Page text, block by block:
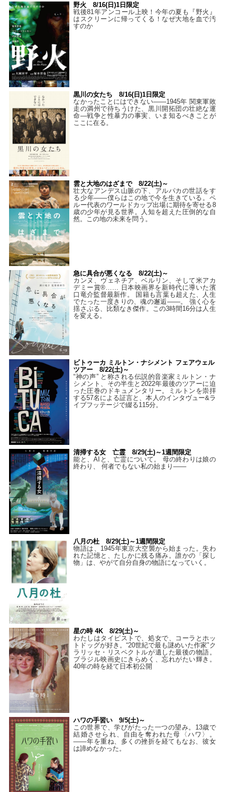
野火 8/16(日)1日限定
戦後81年アンコール上映！今年の夏も『野火』
はスクリーンに帰ってくる！なぜ大地を血で汚
すのか
黒川の女たち 8/16(日)1日限定
なかったことにはできない——1945年 関東軍敗
走の満州で待ちうけた、黒川開拓団の壮絶な運
命―戦争と性暴力の事実、いま知るべきことが
ここに在る。
雲と大地のはざまで 8/22(土)～
壮大なアンデス山脈の下、アルパカの世話をす
る少年――僕らはこの地で今を生きている。ペ
ルー代表のワールドカップ出場に期待を寄せる8
歳の少年が見る世界。人知を超えた圧倒的な自
然。この地の未来を問う。
急に具合が悪くなる 8/22(土)～
カンヌ、ヴェネチア、ベルリン、そして米アカ
デミー賞®…… 日本映画界を新時代に導いた濱
口竜介監督最新作。 国籍も言葉も超えた、人生
でたった一度きりの、魂の邂逅――。 強く心を
揺さぶる、比類なき傑作。この3時間16分は人生
を変える。
ビトゥーカ ミルトン・ナシメント フェアウェル
ツアー 8/22(土)～
“神の声” と称される伝説的音楽家ミルトン・ナ
シメント、その半生と2022年最後のツアーに迫
った圧巻のドキュメンタリー。ミルトンを崇拝
する57名による証言と、本人のインタヴュー&ラ
イブフッテージで綴る115分。
清掃する女 亡霊 8/29(土)～1週間限定
能と、AIと、亡霊について。 母の終わりは娘の
終わり、 何者でもない私の始まり――
八月の杜 8/29(土)～1週間限定
物語は、1945年東京大空襲から始まった。失わ
れた記憶と、たしかに残る痛み。誰かの「探し
物」は、やがて自分自身の物語になっていく。
星の時 4K 8/29(土)～
わたしはタイピストで、処⼥で、コーラとホッ
トドッグが好き。“20世紀で最も謎めいた作家”ク
ラリッセ・リスペクトルが遺した最後の物語。
ブラジル映画史にきらめく、忘れがたい輝き。
40年の時を経て⽇本初公開
ハワの手習い 9/5(土)～
この世界で、学びがたった一つの望み。13歳で
結婚させられ、自由を奪われた母〈ハワ〉。
——年を重ね、多くの挫折を経てもなお、彼女
は諦めなかった。